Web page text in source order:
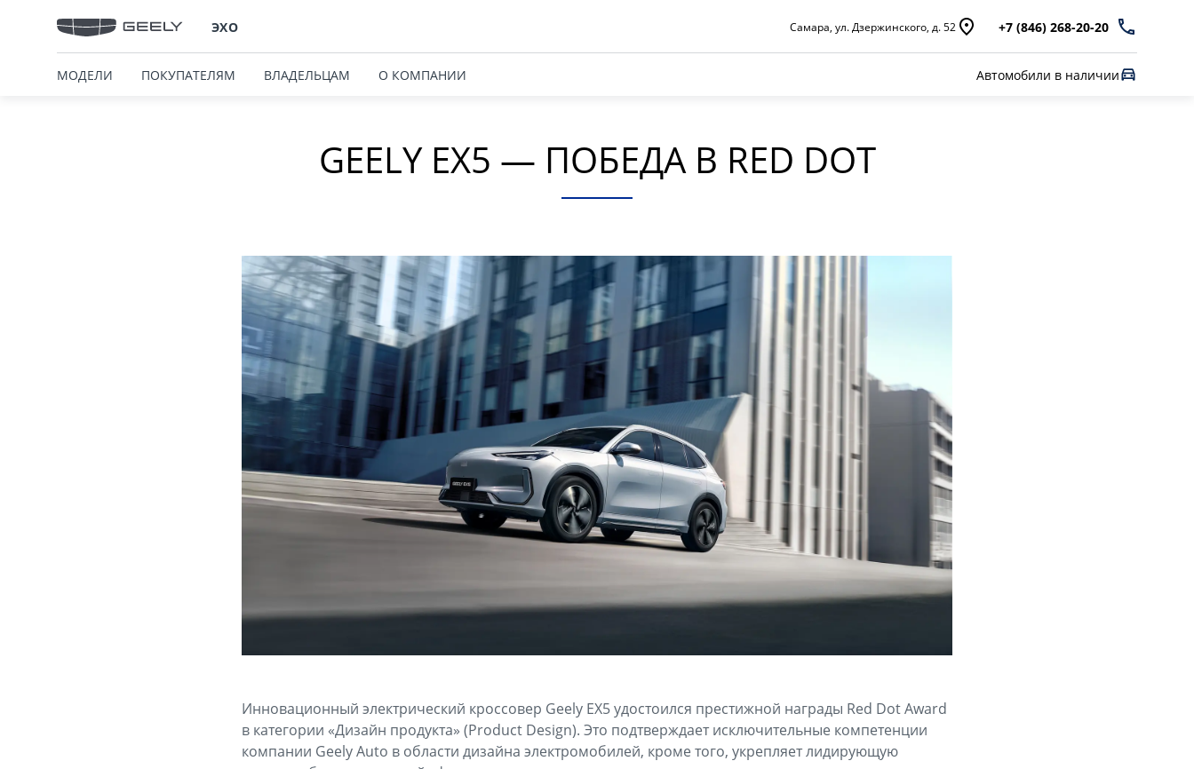
ЭХО Самара, ул. Дзержинского, д. 52 +7 (846) 268-20-20
МОДЕЛИ ПОКУПАТЕЛЯМ ВЛАДЕЛЬЦАМ О КОМПАНИИ Автомобили в наличии
GEELY EX5 — ПОБЕДА В RED DOT
Инновационный электрический кроссовер Geely EX5 удостоился престижной награды Red Dot Award
в категории «Дизайн продукта» (Product Design). Это подтверждает исключительные компетенции
компании Geely Auto в области дизайна электромобилей, кроме того, укрепляет лидирующую